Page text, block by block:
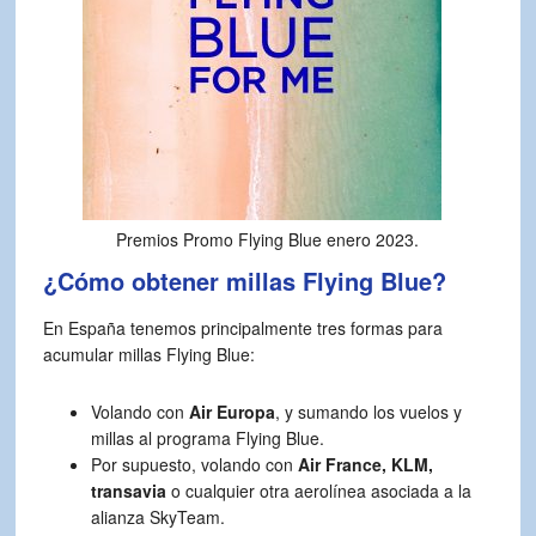
Premios Promo Flying Blue enero 2023.
¿Cómo obtener millas Flying Blue?
En España tenemos principalmente tres formas para
acumular millas Flying Blue:
Volando con Air Europa, y sumando los vuelos y
millas al programa Flying Blue.
Por supuesto, volando con Air France, KLM,
transavia o cualquier otra aerolínea asociada a la
alianza SkyTeam.